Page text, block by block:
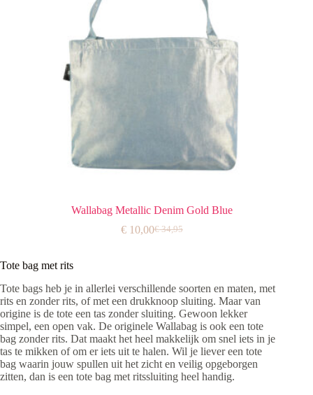
Wallabag Metallic Denim Gold Blue
€34,95
Oorspronkelijke
€10,00Huidige
Tote bag met rits
Tote bags heb je in allerlei verschillende soorten en maten, met
rits en zonder rits, of met een drukknoop sluiting. Maar van
origine is de tote een tas zonder sluiting. Gewoon lekker
simpel, een open vak. De originele Wallabag is ook een tote
bag zonder rits. Dat maakt het heel makkelijk om snel iets in je
tas te mikken of om er iets uit te halen. Wil je liever een tote
bag waarin jouw spullen uit het zicht en veilig opgeborgen
zitten, dan is een tote bag met ritssluiting heel handig.